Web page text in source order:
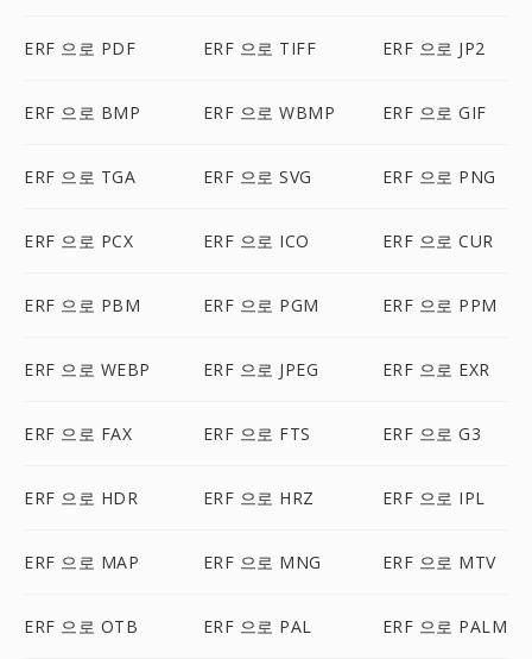
ERF 으로 PDF ERF 으로 TIFF ERF 으로 JP2
ERF 으로 BMP ERF 으로 WBMP ERF 으로 GIF
ERF 으로 TGA ERF 으로 SVG ERF 으로 PNG
ERF 으로 PCX ERF 으로 ICO ERF 으로 CUR
ERF 으로 PBM ERF 으로 PGM ERF 으로 PPM
ERF 으로 WEBP ERF 으로 JPEG ERF 으로 EXR
ERF 으로 FAX ERF 으로 FTS ERF 으로 G3
ERF 으로 HDR ERF 으로 HRZ ERF 으로 IPL
ERF 으로 MAP ERF 으로 MNG ERF 으로 MTV
ERF 으로 OTB ERF 으로 PAL ERF 으로 PALM